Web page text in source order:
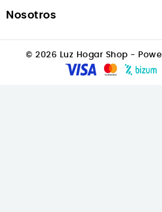
Nosotros
© 2026 Luz Hogar Shop -